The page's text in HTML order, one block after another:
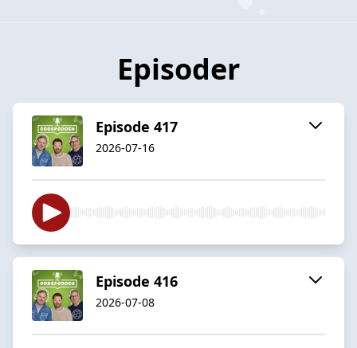
Episoder
Episode 417
2026-07-16
Episode 416
2026-07-08